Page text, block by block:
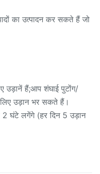
का उत्पादन कर सकते हैं जो
उड़ानें हैं;आप शंघाई पुटोंग/
उड़ान भर सकते हैं।
घंटे लगेंगे (हर दिन 5 उड़ान